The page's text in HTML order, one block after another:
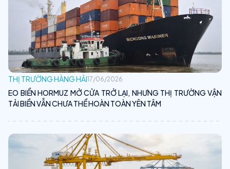
THỊ TRƯỜNG HÀNG HẢI17/06/2026
EO BIỂN HORMUZ MỞ CỬA TRỞ LẠI, NHƯNG THỊ TRƯỜNG VẬN
TẢI BIỂN VẪN CHƯA THỂ HOÀN TOÀN YÊN TÂM